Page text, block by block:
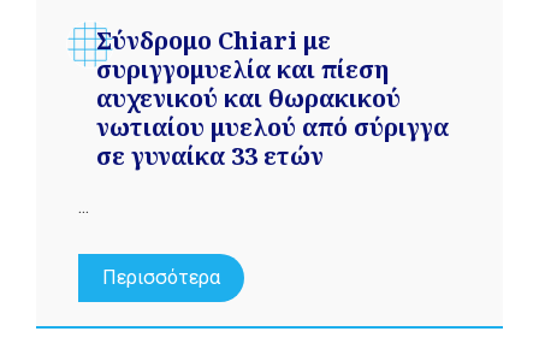
Σύνδρομο Chiari με
συριγγομυελία και πίεση
αυχενικού και θωρακικού
νωτιαίου μυελού από σύριγγα
σε γυναίκα 33 ετών
...
Περισσότερα